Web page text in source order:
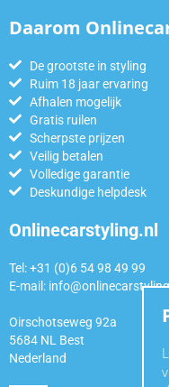
Daarom
De grootste in styling
Ruim 18 jaar ervaring
Afhalen mogelijk
Gratis ruilen
Scherpste prijzen
Veilig betalen
Volledige garantie
Deskundige helpdesk
Onlinecarstyling.nl
Tel: +31 (0)6 54 98 49 99
E-mail:
Oirschotseweg 92a
5684 NL Best
Nederland